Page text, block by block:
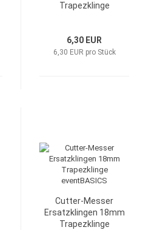
Trapezklinge
6,30 EUR
6,30 EUR pro Stück
Cutter-Messer
Ersatzklingen 18mm
Trapezklinge